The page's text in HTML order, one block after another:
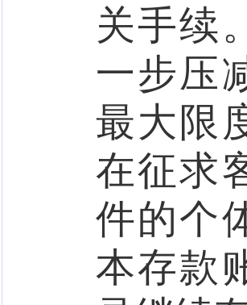
关手续
一步压
最大限
在征求
件的个
本存款